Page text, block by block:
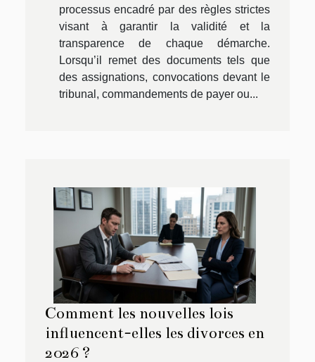
processus encadré par des règles strictes
visant à garantir la validité et la
transparence de chaque démarche.
Lorsqu’il remet des documents tels que
des assignations, convocations devant le
tribunal, commandements de payer ou...
Comment les nouvelles lois
influencent-elles les divorces en
2026 ?